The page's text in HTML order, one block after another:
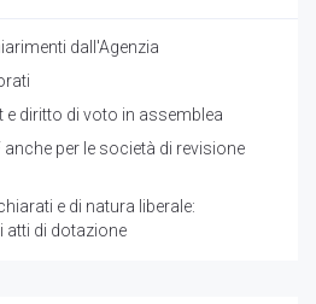
dall'Agenzia
e diritto di voto in assemblea
anche per le società di revisione
e di natura liberale:
atti di dotazione